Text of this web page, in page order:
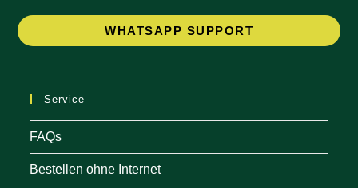
WHATSAPP SUPPORT
Service
FAQs
Bestellen ohne Internet